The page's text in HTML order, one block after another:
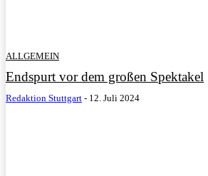
ALLGEMEIN
Endspurt vor dem großen Spektakel
Redaktion Stuttgart - 12. Juli 2024